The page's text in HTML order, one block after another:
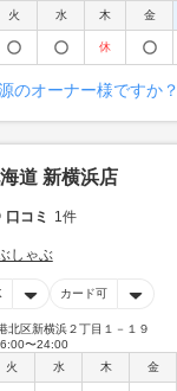
火 水 木 金
休
のオーナー様ですか？
道 新横浜店
口コミ 1件
しゃぶ
カード可
北区新横浜２丁目１－１９
〜24:00
火 水 木 金